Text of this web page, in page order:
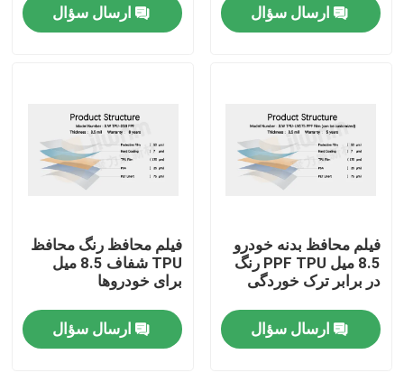
دربارهی ما
کنترل کیفیت
اخبار
ارسال سؤال
ارسال سؤال
فیلم محافظ بدنه خودرو
8.5 میل PPF TPU رنگ
در برابر ترک خوردگی
ارسال سؤال
فیلم محافظ رنگ محافظ
TPU شفاف 8.5 میل
برای خودروها
ارسال سؤال